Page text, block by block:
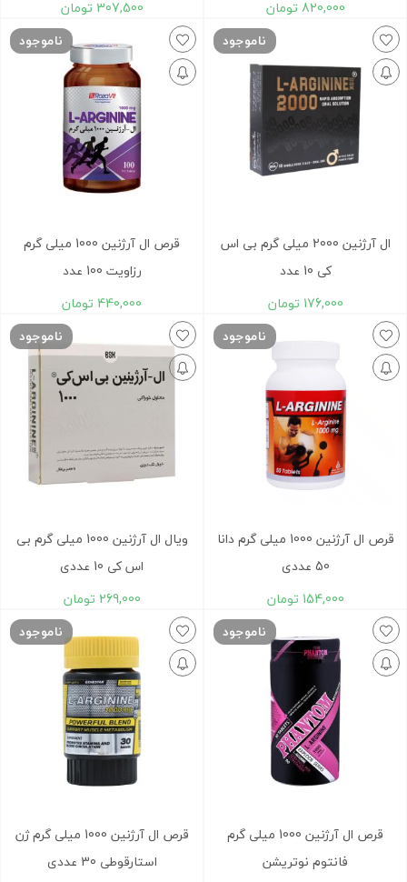
820,000 تومان 307,500 تومان
ناموجود
ال آرژنین 2000 میلی گرم بی اس
کی 10 عدد
176,000 تومان
ناموجود
قرص ال آرژنین 1000 میلی گرم
رزاویت 100 عدد
440,000 تومان
ناموجود
قرص ال آرژنین 1000 میلی گرم دانا
50 عددی
154,000 تومان
ناموجود
ویال ال آرژنین 1000 میلی گرم بی
اس کی 10 عددی
269,000 تومان
ناموجود
قرص ال آرژنین 1000 میلی گرم
فانتوم نوتریشن
ناموجود
قرص ال آرژنین 1000 میلی گرم ژن
استارقوطی 30 عددی